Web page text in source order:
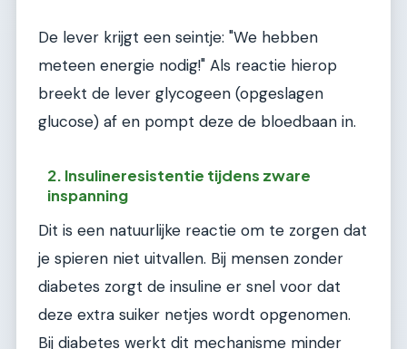
De lever krijgt een seintje: "We hebben
meteen energie nodig!" Als reactie hierop
breekt de lever glycogeen (opgeslagen
glucose) af en pompt deze de bloedbaan in.
2. Insulineresistentie tijdens zware
inspanning
Dit is een natuurlijke reactie om te zorgen dat
je spieren niet uitvallen. Bij mensen zonder
diabetes zorgt de insuline er snel voor dat
deze extra suiker netjes wordt opgenomen.
Bij diabetes werkt dit mechanisme minder